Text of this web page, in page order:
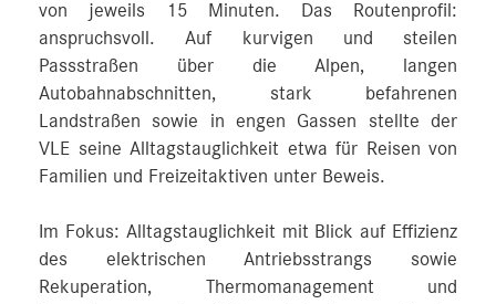
von jeweils 15 Minuten. Das Routenprofil:
anspruchsvoll. Auf kurvigen und steilen
Passstraßen über die Alpen, langen
Autobahnabschnitten, stark befahrenen
Landstraßen sowie in engen Gassen stellte der
VLE seine Alltagstauglichkeit etwa für Reisen von
Familien und Freizeitaktiven unter Beweis.
Im Fokus: Alltagstauglichkeit mit Blick auf Effizienz
des elektrischen Antriebsstrangs sowie
Rekuperation, Thermomanagement und